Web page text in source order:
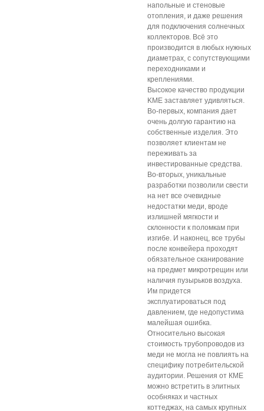
напольные и стеновые
отопления, и даже решения
для подключения солнечных
коллекторов. Всё это
производится в любых нужных
диаметрах, с сопутствующими
переходниками и
креплениями.
Высокое качество продукции
KME заставляет удивляться.
Во-первых, компания дает
очень долгую гарантию на
собственные изделия. Это
позволяет клиентам не
переживать за
инвестированные средства.
Во-вторых, уникальные
разработки позволили свести
на нет все очевидные
недостатки меди, вроде
излишней мягкости и
склонности к поломкам при
изгибе. И наконец, все трубы
после конвейера проходят
обязательное сканирование
на предмет микротрещин или
наличия пузырьков воздуха.
Им придется
эксплуатироваться под
давлением, где недопустима
малейшая ошибка.
Относительно высокая
стоимость трубопроводов из
меди не могла не повлиять на
специфику потребительской
аудитории. Решения от КМЕ
можно встретить в элитных
особняках и частных
коттеджах, на самых крупных